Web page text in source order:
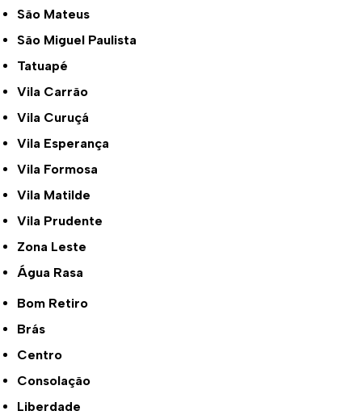
São Mateus
São Miguel Paulista
Tatuapé
Vila Carrão
Vila Curuçá
Vila Esperança
Vila Formosa
Vila Matilde
Vila Prudente
Zona Leste
Água Rasa
Bom Retiro
Brás
Centro
Consolação
Liberdade